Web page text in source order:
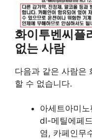
화이투벤씨플
없는 사람
다음과 같은 사람은
할 수 없습니다.
아세트아미
dl-메틸에페
염, 카페인무